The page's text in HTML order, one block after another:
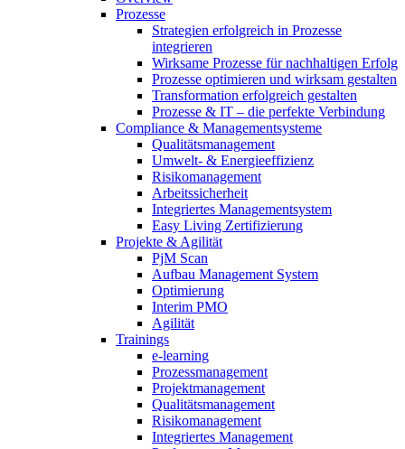
Prozesse
Strategien erfolgreich in Prozesse
integrieren
Wirksame Prozesse für nachhaltigen Erfolg​
Prozesse optimieren und wirksam gestalten
Transformation erfolgreich gestalten
Prozesse & IT – die perfekte Verbindung
Compliance & Managementsysteme
Qualitätsmanagement
Umwelt- & Energieeffizienz
Risikomanagement
Arbeitssicherheit
Integriertes Managementsystem
Easy Living Zertifizierung
Projekte & Agilität
PjM Scan
Aufbau Management System
Optimierung
Interim PMO
Agilität
Trainings
e-learning
Prozessmanagement
Projektmanagement
Qualitätsmanagement
Risikomanagement
Integriertes Management